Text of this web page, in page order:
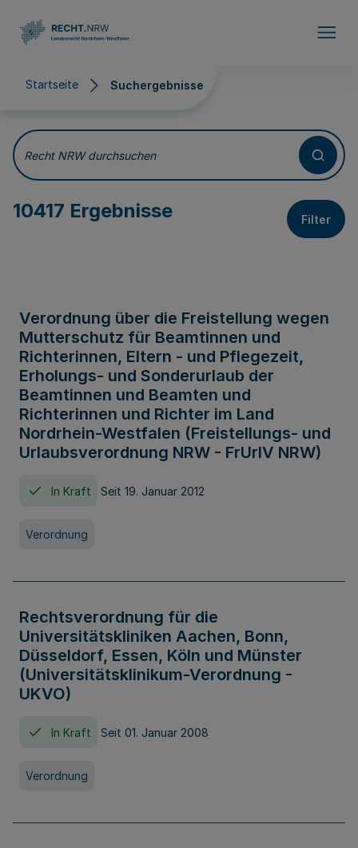
Startseite Suchergebnisse
Suchergebnisse
Recht NRW durchsuchen
10417 Ergebnisse Filter
Verordnung über die Freistellung wegen
Mutterschutz für Beamtinnen und
Richterinnen, Eltern - und Pflegezeit,
Erholungs- und Sonderurlaub der
Beamtinnen und Beamten und
Richterinnen und Richter im Land
Nordrhein-Westfalen (Freistellungs- und
Urlaubsverordnung NRW - FrUrlV NRW)
In Kraft Seit 19. Januar 2012
Verordnung
Rechtsverordnung für die
Universitätskliniken Aachen, Bonn,
Düsseldorf, Essen, Köln und Münster
(Universitätsklinikum-Verordnung -
UKVO)
In Kraft Seit 01. Januar 2008
Verordnung